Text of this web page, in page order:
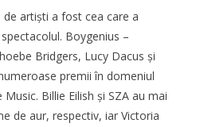
artiști a fost cea care a
Boygenius –
Bridgers, Lucy Dacus și
premii în domeniul
Billie Eilish și SZA au mai
de aur, respectiv, iar Victoria